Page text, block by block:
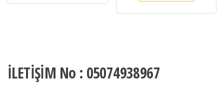
İLETİŞİM No : 05074938967